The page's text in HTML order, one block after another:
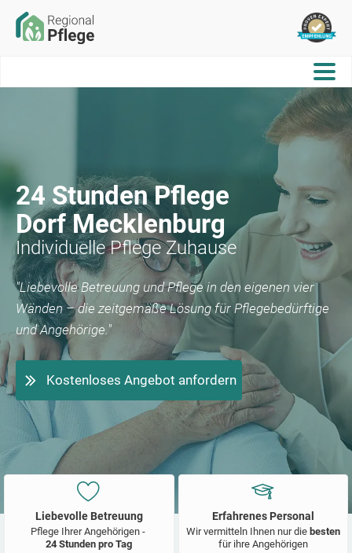
24 Stunden Pflege
Dorf Mecklenburg
Individuelle Pflege Zuhause
"Liebevolle Betreuung und Pflege in den eigenen vier
Wänden – die zeitgemäße Lösung für Pflegebedürftige
und Angehörige."
Kostenloses Angebot anfordern
Liebevolle Betreuung
Pflege Ihrer Angehörigen -
24 Stunden pro Tag
Erfahrenes Personal
Wir vermitteln Ihnen nur die besten
für ihre Angehörigen